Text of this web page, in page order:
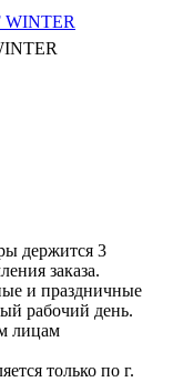
держится 3
заказа.
и праздничные
рабочий день.
лицам
только по г.